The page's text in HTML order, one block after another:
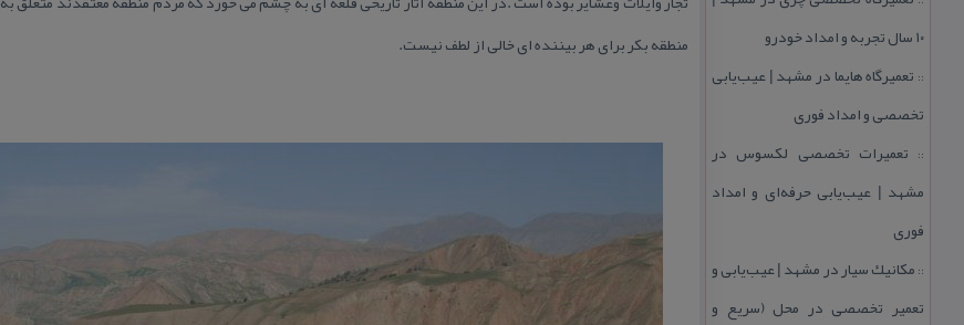
۱۰ سال تجربه و امداد خودرو
:: تعمیرگاه هایما در مشهد | عیب‌یابی
تخصصی و امداد فوری
:: تعمیرات تخصصی لكسوس در
مشهد | عیب‌یابی حرفه‌ای و امداد
فوری
:: مكانیك سیار در مشهد | عیب‌یابی و
تعمیر تخصصی در محل (سریع و
منطقه بكر برای هر بیننده ای خالی از لطف نیست.